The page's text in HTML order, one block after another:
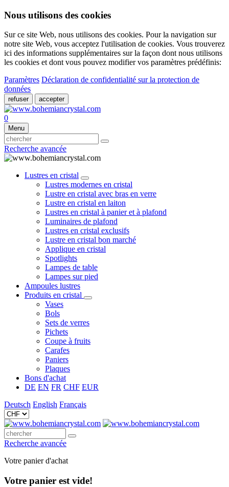
Nous utilisons des cookies
Sur ce site Web, nous utilisons des cookies. Pour la navigation sur
notre site Web, vous acceptez l'utilisation de cookies. Vous trouverez
ici des informations supplémentaires sur la façon dont nous utilisons
les cookies et dont vous pouvez modifier vos paramètres prédéfinis:
Paramètres Déclaration de confidentialité sur la protection de
données
refuser accepter
0
Menu
Recherche avancée
Lustres en cristal
Lustres modernes en cristal
Lustre en cristal avec bras en verre
Lustre en cristal en laiton
Lustres en cristal à panier et à plafond
Luminaires de plafond
Lustres en cristal exclusifs
Lustre en cristal bon marché
Applique en cristal
Spotlights
Lampes de table
Lampes sur pied
Ampoules lustres
Produits en cristal
Vases
Bols
Sets de verres
Pichets
Coupe à fruits
Carafes
Paniers
Plaques
Bons d'achat
DE EN FR CHF EUR
Deutsch English Français
Recherche avancée
Votre panier d'achat
Votre panier est vide!